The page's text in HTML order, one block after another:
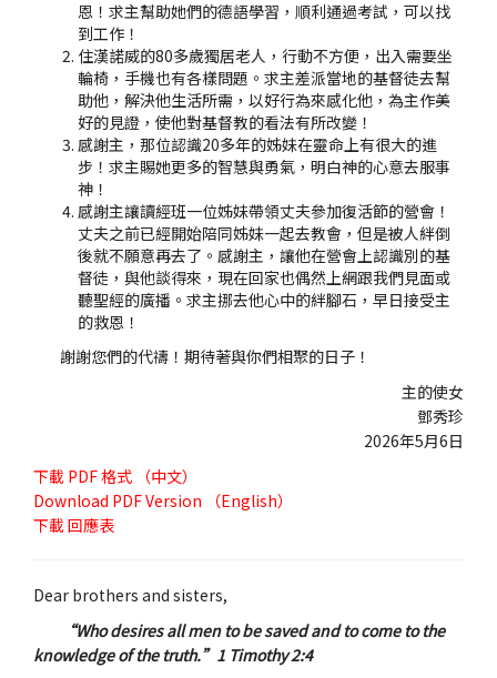
恩！求主幫助她們的德語學習，順利通過考試，可以找
到工作！
住漢諾威的80多歲獨居老人，行動不方便，出入需要坐
輪椅，手機也有各樣問題。求主差派當地的基督徒去幫
助他，解決他生活所需，以好行為來感化他，為主作美
好的見證，使他對基督教的看法有所改變！
感謝主，那位認識20多年的姊妹在靈命上有很大的進
步！求主賜她更多的智慧與勇氣，明白神的心意去服事
神！
感謝主讓讀經班一位姊妹帶領丈夫參加復活節的營會！
丈夫之前已經開始陪同姊妹一起去教會，但是被人絆倒
後就不願意再去了。感謝主，讓他在營會上認識別的基
督徒，與他談得來，現在回家也偶然上網跟我們見面或
聽聖經的廣播。求主挪去他心中的絆腳石，早日接受主
的救恩！
謝謝您們的代禱！期待著與你們相聚的日子！
主的使女
鄧秀珍
2026年5月6日
下載 PDF 格式 （中文）
Download PDF Version （English）
下載回應表
Dear brothers and sisters,
“Who desires all men to be saved and to come to the
knowledge of the truth.”1 Timothy 2:4